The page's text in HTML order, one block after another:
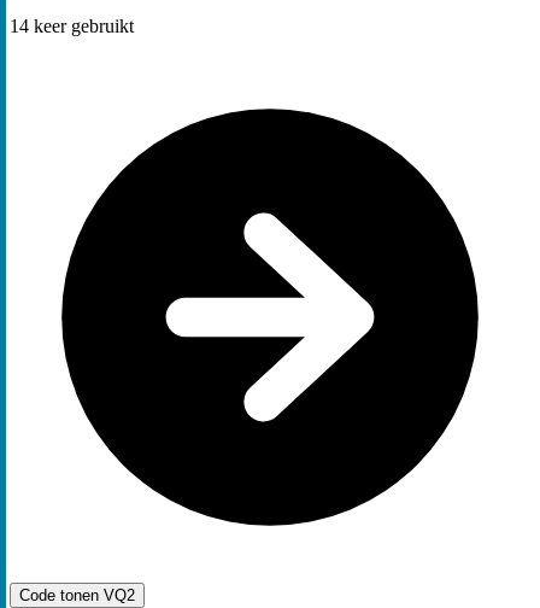
14 keer gebruikt
Code tonen VQ2